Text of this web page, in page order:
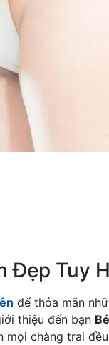
Đẹp Tuy
để thỏa mãn
thiệu đến bạn
chàng trai